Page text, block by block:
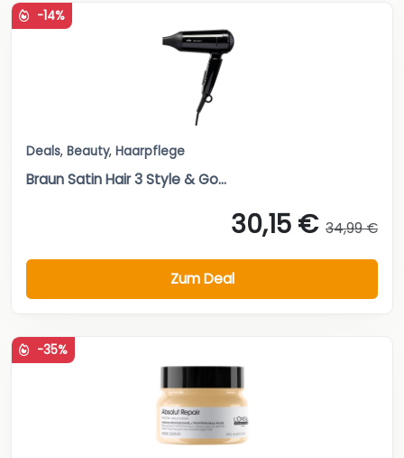
-14%
Deals, Beauty, Haarpflege
Braun Satin Hair 3 Style & Go...
30,15 € 34,99 €
Zum Deal
-35%